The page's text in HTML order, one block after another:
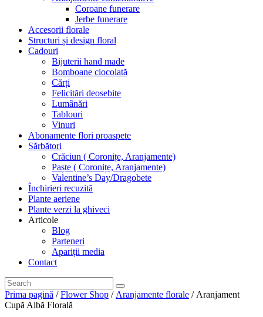
Coroane funerare
Jerbe funerare
Accesorii florale
Structuri și design floral
Cadouri
Bijuterii hand made
Bomboane ciocolată
Cărți
Felicitări deosebite
Lumânări
Tablouri
Vinuri
Abonamente flori proaspete
Sărbători
Crăciun ( Coronițe, Aranjamente)
Paște ( Coronițe, Aranjamente)
Valentine’s Day/Dragobete
Închirieri recuzită
Plante aeriene
Plante verzi la ghiveci
Articole
Blog
Parteneri
Apariții media
Contact
Prima pagină /Flower Shop / Aranjamente florale / Aranjament
Cupă Albă Florală